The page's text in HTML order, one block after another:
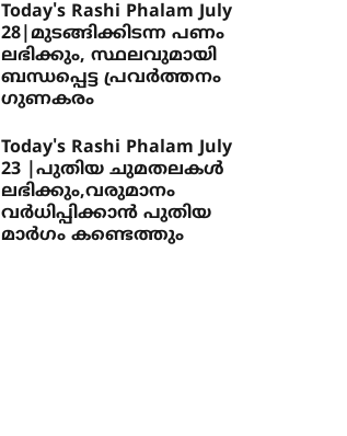
Today's Rashi Phalam July
28|മുടങ്ങിക്കിടന്ന പണം
ലഭിക്കും, സ്ഥലവുമായി
ബന്ധപ്പെട്ട പ്രവർത്തനം ​
ഗുണകരം
Today's Rashi Phalam July
23 |പുതിയ ചുമതലകൾ
ലഭിക്കും,വരുമാനം
വർധിപ്പിക്കാൻ പുതിയ
മാർഗം കണ്ടെത്തും